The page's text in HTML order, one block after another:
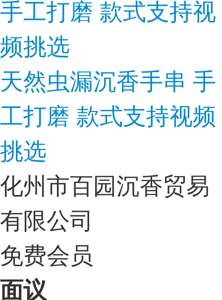
天然虫漏沉香手串 手
工打磨 款式支持视频
挑选
化州市百园沉香贸易
有限公司
免费会员
面议